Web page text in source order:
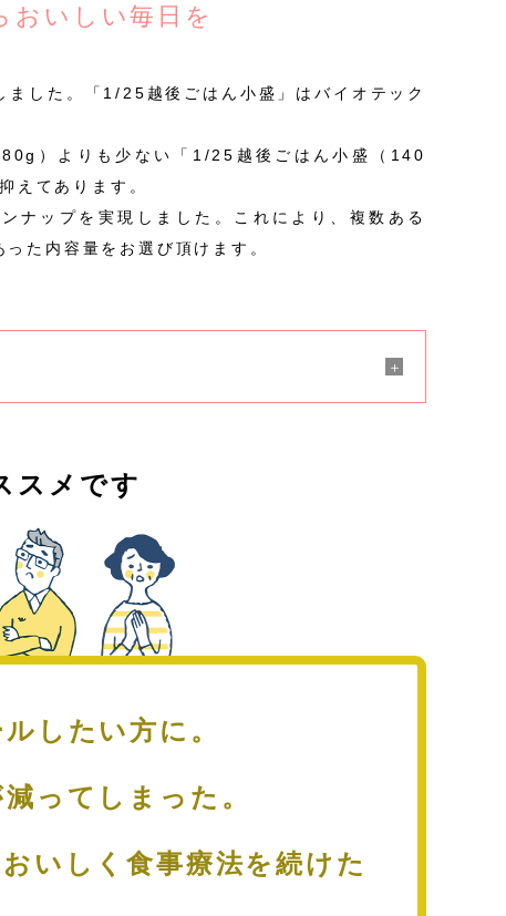
おいしい毎日を
した。「1/25越後ごはん小盛」はバイオテック
）よりも少ない「1/25越後ごはん小盛（140
えてあります。
ナップを実現しました。これにより、複数ある
た内容量をお選び頂けます。
スメです
したい方に。
ってしまった。
いしく食事療法を続けた